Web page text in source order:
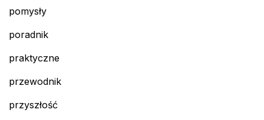
pomysły
poradnik
praktyczne
przewodnik
przyszłość